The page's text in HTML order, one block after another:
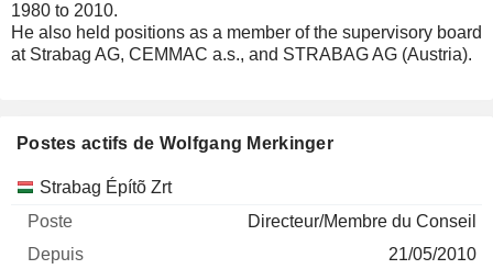
1980 to 2010.
He also held positions as a member of the supervisory board
at Strabag AG, CEMMAC a.s., and STRABAG AG (Austria).
Postes actifs de Wolfgang Merkinger
Sociétés Poste Début
Strabag Építõ Zrt
Directeur/Membre du Conseil
21/05/2010